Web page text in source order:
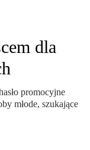
dla
promocyjne
młode, szukające